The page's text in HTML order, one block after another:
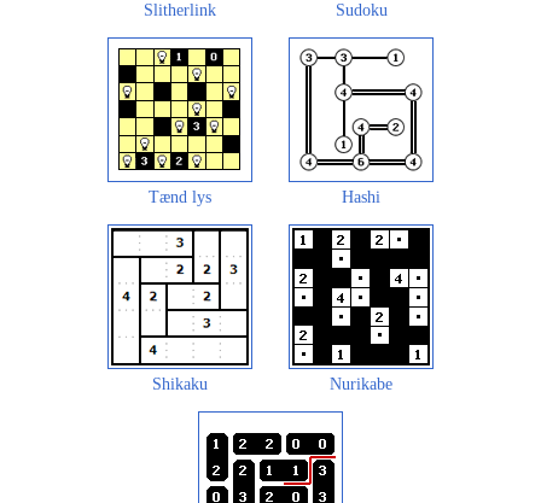
Slitherlink Sudoku
Tænd lys Hashi
Shikaku Nurikabe